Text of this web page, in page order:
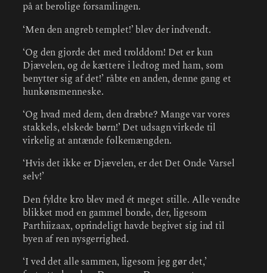
på at berolige forsamlingen.
‘Men den angreb templet!’ blev der indvendt.
‘Og den gjorde det med trolddom! Det er kun
Djævelen, og de kættere i ledtog med ham, som
benytter sig af det!’ råbte en anden, denne gang et
hunkønsmenneske.
‘Og hvad med dem, den dræbte? Mange var vores
stakkels, elskede børn!’ Det udsagn virkede til
virkelig at antænde folkemængden.
‘Hvis det ikke er Djævelen, er det Det Onde Varsel
selv!’
Den fyldte kro blev med ét meget stille. Alle vendte
blikket mod en gammel bonde, der, ligesom
Parthiizaax, oprindeligt havde begivet sig ind til
byen af ren nysgerrighed.
‘I ved det alle sammen, ligesom jeg gør det,’